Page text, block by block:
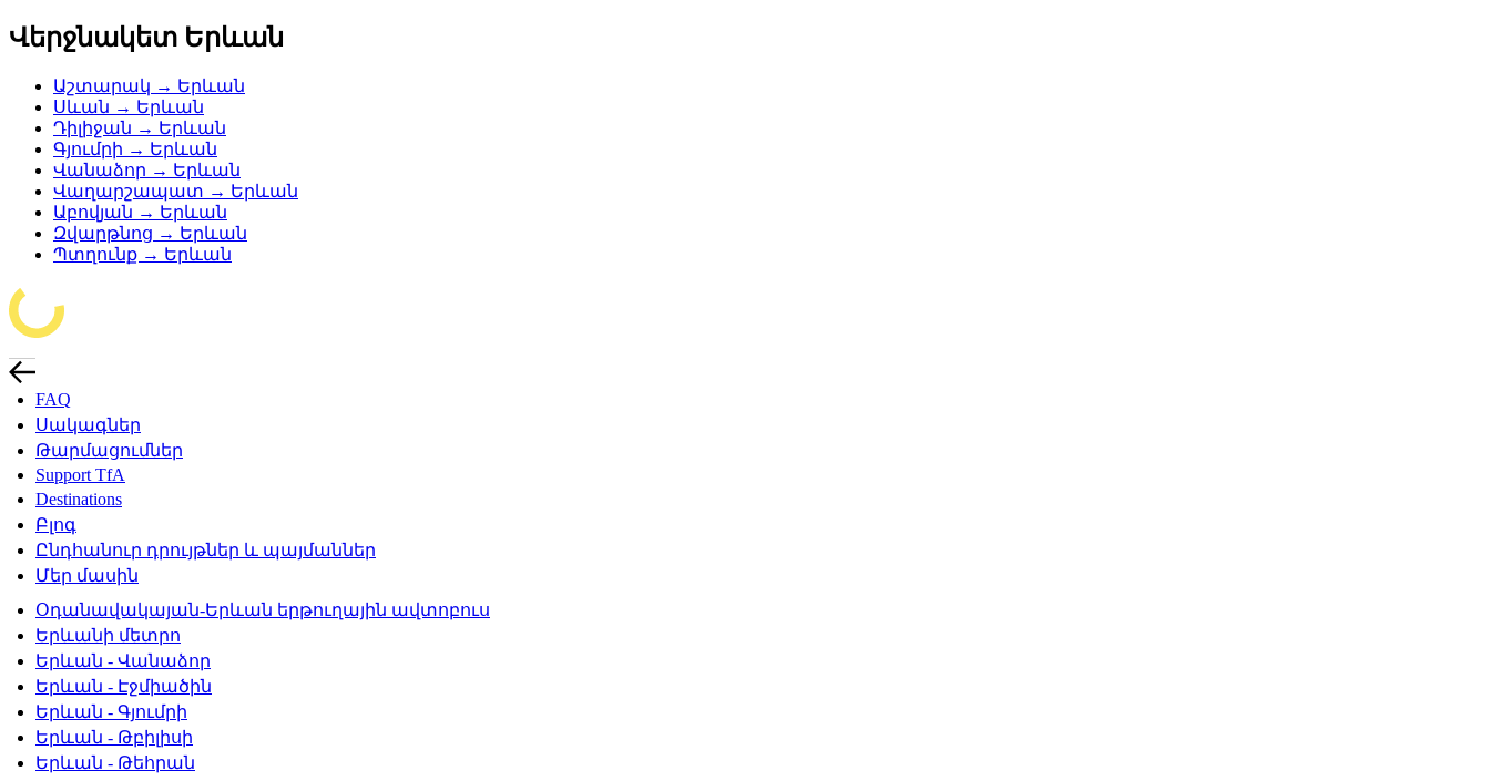
Վերջնակետ Երևան
Աշտարակ → Երևան
Սևան → Երևան
Դիլիջան → Երևան
Գյումրի → Երևան
Վանաձոր → Երևան
Վաղարշապատ → Երևան
Աբովյան → Երևան
Զվարթնոց → Երևան
Պտղունք → Երևան
FAQ
Սակագներ
Թարմացումներ
Support TfA
Destinations
Բլոգ
Ընդհանուր դրույթներ և պայմաններ
Մեր մասին
Օդանավակայան-Երևան երթուղային ավտոբուս
Երևանի մետրո
Երևան - Վանաձոր
Երևան - Էջմիածին
Երևան - Գյումրի
Երևան - Թբիլիսի
Երևան - Թեհրան